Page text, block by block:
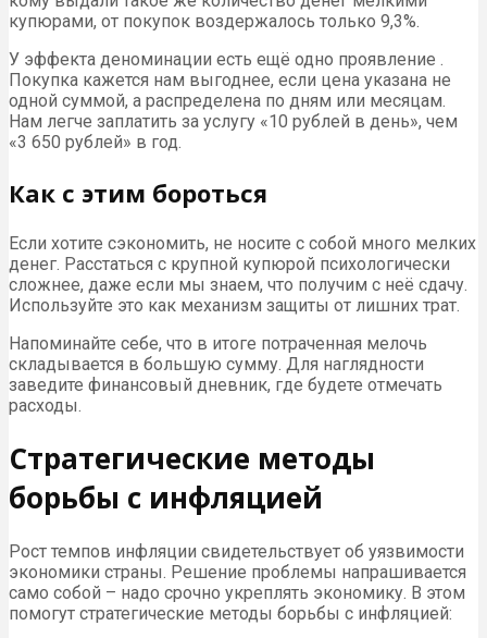
купюрами, от покупок воздержалось только 9,3%.
У эффекта деноминации есть ещё одно проявление .
Покупка кажется нам выгоднее, если цена указана не
одной суммой, а распределена по дням или месяцам.
Нам легче заплатить за услугу «10 рублей в день», чем
«3 650 рублей» в год.
Как с этим бороться
Если хотите сэкономить, не носите с собой много мелких
денег. Расстаться с крупной купюрой психологически
сложнее, даже если мы знаем, что получим с неё сдачу.
Используйте это как механизм защиты от лишних трат.
Напоминайте себе, что в итоге потраченная мелочь
складывается в большую сумму. Для наглядности
заведите финансовый дневник, где будете отмечать
расходы.
Стратегические методы
борьбы с инфляцией
Рост темпов инфляции свидетельствует об уязвимости
экономики страны. Решение проблемы напрашивается
само собой – надо срочно укреплять экономику. В этом
помогут стратегические методы борьбы с инфляцией: